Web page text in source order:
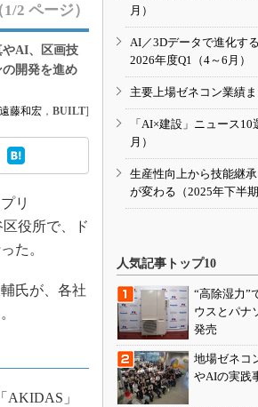
1/2 ページ）
やAI、区画技
開発を進め
遠藤和宏 ， BUILT]
リ
役所で、ド
た。
氏が、各社
AKIDAS」
月）
AI／3Dデータで進化す
2026年度Q1（4～6月）
主要上場ゼネコン業績ま
「AI×建設」ニュース
月）
生産性向上から技能継
が変わる（2025年下半期
人気記事トップ10
“高除湿力
ウスとパナ
発売
地場ゼネコ
やAIの実践